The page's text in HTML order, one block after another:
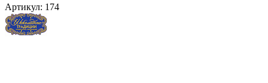
Артикул: 174